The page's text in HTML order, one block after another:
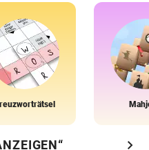
chevron_right